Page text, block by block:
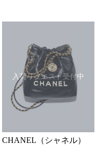
入荷リクエスト受付中
CHANEL（シャネル）